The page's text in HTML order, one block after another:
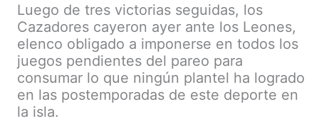
Luego de tres victorias seguidas, los
Cazadores cayeron ayer ante los Leones,
elenco obligado a imponerse en todos los
juegos pendientes del pareo para
consumar lo que ningún plantel ha logrado
en las postemporadas de este deporte en
la isla.